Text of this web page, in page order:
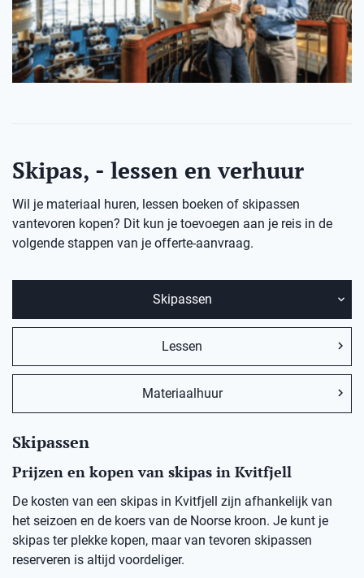
Skipas, - lessen en verhuur
Wil je materiaal huren, lessen boeken of skipassen
vantevoren kopen? Dit kun je toevoegen aan je reis in de
volgende stappen van je offerte-aanvraag.
Skipassen
Lessen
Materiaalhuur
Skipassen
Prijzen en kopen van skipas in Kvitfjell
De kosten van een skipas in Kvitfjell zijn afhankelijk van
het seizoen en de koers van de Noorse kroon. Je kunt je
skipas ter plekke kopen, maar van tevoren skipassen
reserveren is altijd voordeliger.